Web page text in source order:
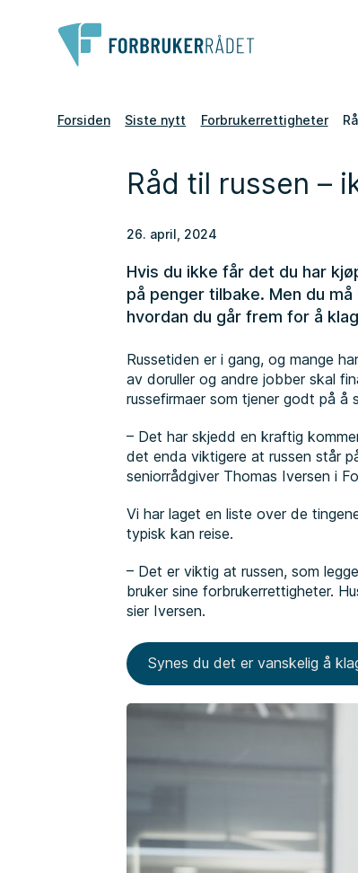
Forsiden Siste nytt Forbrukerrettigheter
Råd til russen –
26. april, 2024
Hvis du ikke får det du har
på penger tilbake. Men du
hvordan du går frem for å
Russetiden er i gang, og mange
av doruller og andre jobber skal
russefirmaer som tjener godt på
– Det har skjedd en kraftig
det enda viktigere at russen står
seniorrådgiver Thomas Iversen i
Vi har laget en liste over de
typisk kan reise.
– Det er viktig at russen, som
bruker sine forbrukerrettigheter.
sier Iversen.
Synes du det er vanskelig å